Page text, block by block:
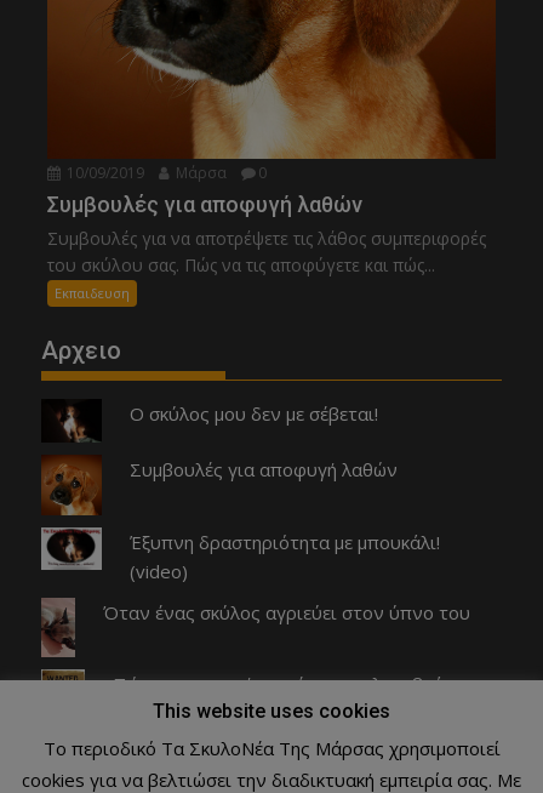
10/09/2019 Μάρσα 0
Συμβουλές για αποφυγή λαθών
Συμβουλές για να αποτρέψετε τις λάθος συμπεριφορές
του σκύλου σας. Πώς να τις αποφύγετε και πώς...
Εκπαιδευση
Αρχειο
Ο σκύλος μου δεν με σέβεται!
Συμβουλές για αποφυγή λαθών
Έξυπνη δραστηριότητα με μπουκάλι!
(video)
Όταν ένας σκύλος αγριεύει στον ύπνο του
Πώς να σταματήσετε έναν σκυλοκαβγά
This website uses cookies
Το περιοδικό Τα ΣκυλοΝέα Της Μάρσας χρησιμοποιεί
cookies για να βελτιώσει την διαδικτυακή εμπειρία σας. Με